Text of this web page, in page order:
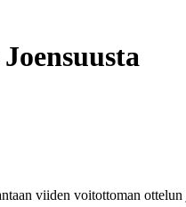
viiden voitottoman